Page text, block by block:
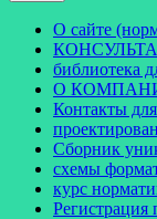
О сайте
библиотека
О
Контакты
Сборник
схемы
курс
Регистрация